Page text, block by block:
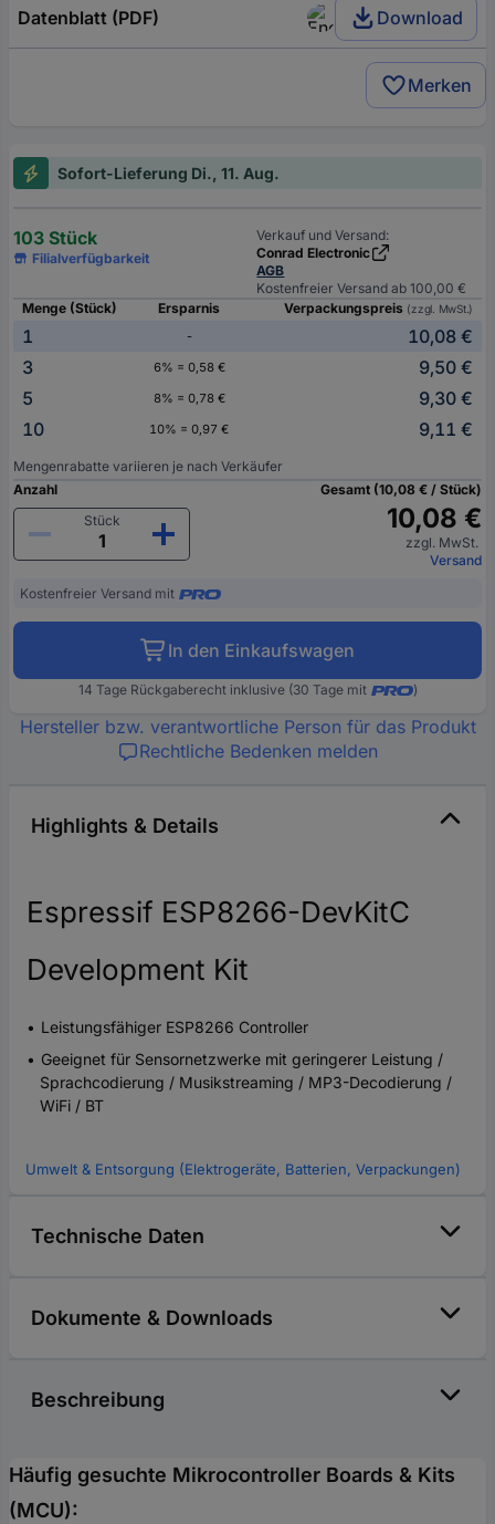
Datenblatt (PDF) Download
Merken
Sofort-Lieferung Di., 11. Aug.
103 Stück
Filialverfügbarkeit
Verkauf und Versand:
Conrad Electronic
AGB
Kostenfreier Versand ab 100,00 €
Menge (Stück)
Ersparnis Verpackungspreis (zzgl. MwSt.)
1 -
10,08 €
3
6% = 0,58 €
9,50 €
5
8% = 0,78 €
9,30 €
10
10% = 0,97 € 9,11 €
Mengenrabatte variieren je nach Verkäufer
Anzahl
Stück
Gesamt (10,08 € / Stück)
10,08 €
zzgl. MwSt.
Versand
Kostenfreier Versand mit
In den Einkaufswagen
14 Tage Rückgaberecht inklusive (30 Tage mit )
Hersteller bzw. verantwortliche Person für das Produkt
Rechtliche Bedenken melden
Highlights & Details
Espressif ESP8266-DevKitC
Development Kit
Leistungsfähiger ESP8266 Controller
Geeignet für Sensornetzwerke mit geringerer Leistung /
Sprachcodierung / Musikstreaming / MP3-Decodierung /
WiFi / BT
Umwelt & Entsorgung (Elektrogeräte, Batterien, Verpackungen)
Technische Daten
Dokumente & Downloads
Beschreibung
Häufig gesuchte Mikrocontroller Boards & Kits
(MCU):